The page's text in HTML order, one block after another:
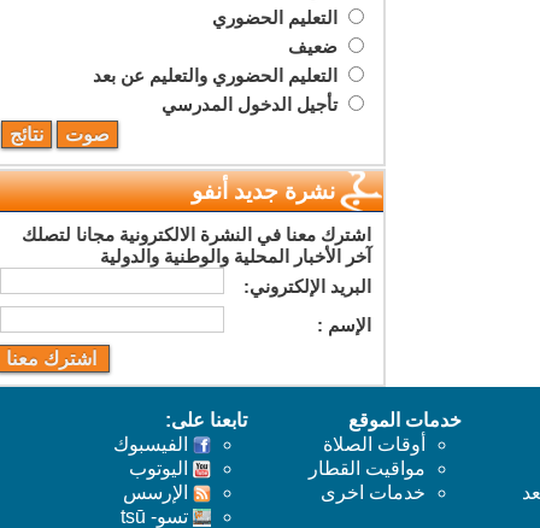
التعليم الحضوري
ضعيف
التعليم الحضوري والتعليم عن بعد
تأجيل الدخول المدرسي
نشرة جديد أنفو
اشترك معنا في النشرة الالكترونية مجانا لتصلك
آخر الأخبار المحلية والوطنية والدولية
البريد اﻹلكتروني:
اﻹسم :
خدمات الموقع
أوقات الصلاة
مواقيت القطار
خدمات اخرى
تابعنا على:
الفيسبوك
اليوتوب
اﻹرسس
تسو- tsū